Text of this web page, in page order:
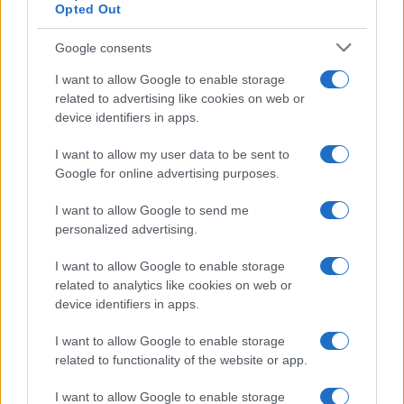
Opted Out
Google consents
I want to allow Google to enable storage
related to advertising like cookies on web or
device identifiers in apps.
I want to allow my user data to be sent to
Google for online advertising purposes.
I want to allow Google to send me
personalized advertising.
I want to allow Google to enable storage
related to analytics like cookies on web or
device identifiers in apps.
I want to allow Google to enable storage
related to functionality of the website or app.
I want to allow Google to enable storage
prezzemolo
Altri formaggi come ricotta o mozzarella
Proteine come pollo o gamberi per una
versione più sostanziosa
Ogni variazione porterà un tocco unico al tuo
tuo piacimento.
Altre ricette greche da provare
Oltre agli spanakopitakia, la cucina greca offre
Ecco alcune idee:
Pasta al forno con feta e spinaci:
un piatto